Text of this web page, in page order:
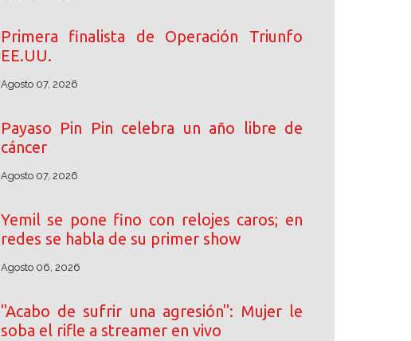
Primera finalista de Operación Triunfo
EE.UU.
Agosto 07, 2026
Payaso Pin Pin celebra un año libre de
cáncer
Agosto 07, 2026
Yemil se pone fino con relojes caros; en
redes se habla de su primer show
Agosto 06, 2026
"Acabo de sufrir una agresión": Mujer le
soba el rifle a streamer en vivo